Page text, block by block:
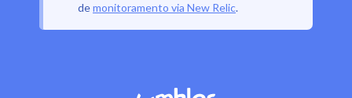
demonitoramento via New Relic.